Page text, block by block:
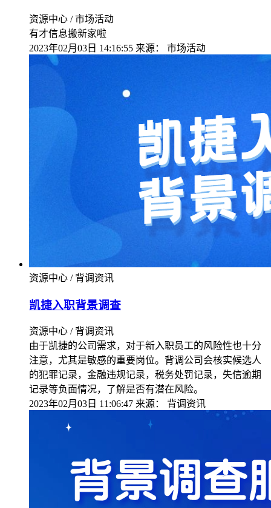
资源中心 / 市场活动
有才信息搬新家啦
2023年02月03日 14:16:55 来源： 市场活动
资源中心 / 背调资讯
凯捷入职背景调查
资源中心 / 背调资讯
由于凯捷的公司需求，对于新入职员工的风险性也十分
注意，尤其是敏感的重要岗位。背调公司会核实候选人
的犯罪记录，金融违规记录，税务处罚记录，失信逾期
记录等负面情况，了解是否有潜在风险。
2023年02月03日 11:06:47 来源： 背调资讯